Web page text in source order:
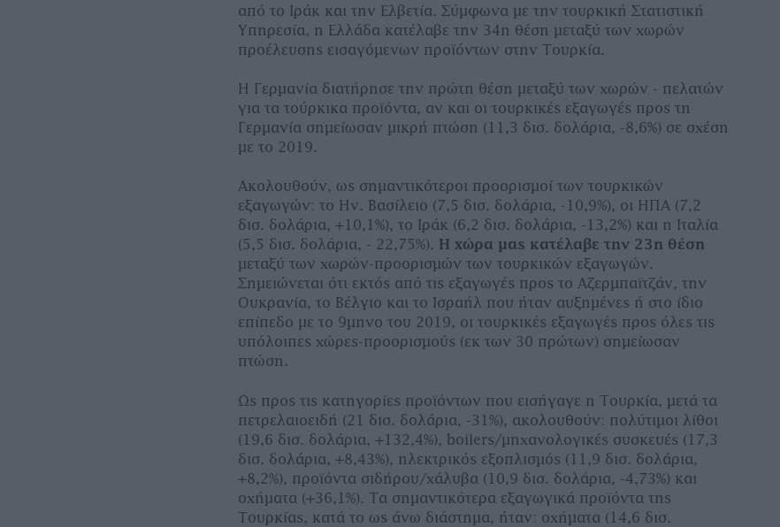
από το Ιράκ και την Ελβετία. Σύμφωνα με την τουρκική Στατιστική
Υπηρεσία, η Ελλάδα κατέλαβε την 34η θέση μεταξύ των χωρών
προέλευσης εισαγόμενων προϊόντων στην Τουρκία.
Η Γερμανία διατήρησε την πρώτη θέση μεταξύ των χωρών - πελατών
για τα τούρκικα προϊόντα, αν και οι τουρκικές εξαγωγές προς τη
Γερμανία σημείωσαν μικρή πτώση (11,3 δισ. δολάρια, -8,6%) σε σχέση
με το 2019.
Ακολουθούν, ως σημαντικότεροι προορισμοί των τουρκικών
εξαγωγών: το Ην. Βασίλειο (7,5 δισ. δολάρια, -10,9%), οι ΗΠΑ (7,2
δισ. δολάρια, +10,1%), το Ιράκ (6,2 δισ. δολάρια, -13,2%) και η Ιταλία
(5,5 δισ. δολάρια, - 22,75%). Η χώρα μας κατέλαβε την 23η θέση
μεταξύ των χωρών-προορισμών των τουρκικών εξαγωγών.
Σημειώνεται ότι εκτός από τις εξαγωγές προς το Αζερμπαϊτζάν, την
Ουκρανία, το Βέλγιο και το Ισραήλ που ήταν αυξημένες ή στο ίδιο
επίπεδο με το 9μηνο του 2019, οι τουρκικές εξαγωγές προς όλες τις
υπόλοιπες χώρες-προορισμούς (εκ των 30 πρώτων) σημείωσαν
πτώση.
Ως προς τις κατηγορίες προϊόντων που εισήγαγε η Τουρκία, μετά τα
πετρελαιοειδή (21 δισ. δολάρια, -31%), ακολουθούν: πολύτιμοι λίθοι
(19,6 δισ. δολάρια, +132,4%), boilers/μηχανολογικές συσκευές (17,3
δισ. δολάρια, +8,43%), ηλεκτρικός εξοπλισμός (11,9 δισ. δολάρια,
+8,2%), προϊόντα σιδήρου/χάλυβα (10,9 δισ. δολάρια, -4,73%) και
οχήματα (+36,1%). Τα σημαντικότερα εξαγωγικά προϊόντα της
Τουρκίας, κατά το ως άνω διάστημα, ήταν: οχήματα (14,6 δισ.